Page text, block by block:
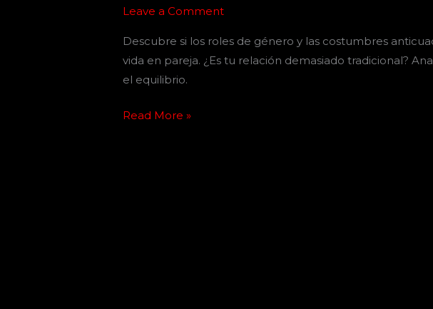
Leave a Comment
Descubre si los roles de género y las costumbres
vida en pareja. ¿Es tu relación demasiado tradicional?
el equilibrio.
Read More »